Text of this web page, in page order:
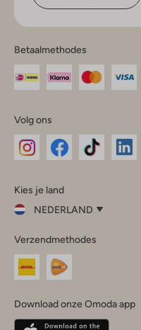
Betaalmethodes
Volg ons
InstagramFacebook
Kies je land
NEDERLAND
je
land
Nederland
Belgique(Français)
Verzendmethodes
Download onze Omoda app